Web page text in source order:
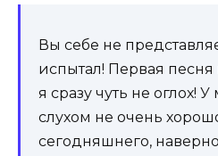
Вы себе не
испытал! Первая песня
я сразу чуть не оглох!
слухом не очень
сегодняшнего,